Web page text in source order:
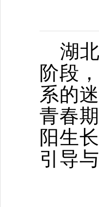
湖
阶段
系的
青春
阳生
引导